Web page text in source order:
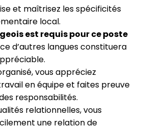
et maîtrisez les spécificités
local.
est requis pour ce poste
d’autres langues constituera
vous appréciez
en équipe et faites preuve
responsabilités.
relationnelles, vous
une relation de